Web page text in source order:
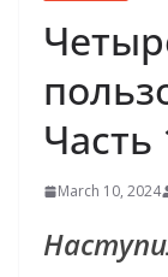
Часть
March 10, 2024